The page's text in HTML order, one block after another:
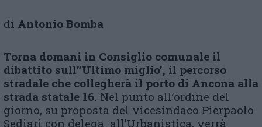
di Antonio Bomba
Torna domani in Consiglio comunale il
dibattito sull’’Ultimo miglio’, il percorso
stradale che collegherà il porto di Ancona alla
strada statale 16. Nel punto all’ordine del
giorno, su proposta del vicesindaco Pierpaolo
Sediari con delega all’Urbanistica, verrà